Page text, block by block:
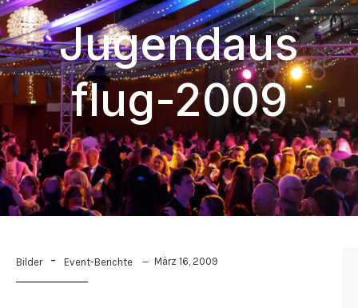
Jugendaus
flug-2009
Bilder - Event-Berichte März 16, 2009